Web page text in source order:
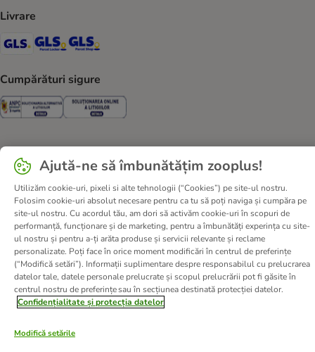
Livrare
GLS Shipping Method
GLS Locker Shipping Method
Cumpărături sigure
Security Security
Despre noi Cariere zooplus
Corporate Website
Informații legale
Termeni şi condiţii
Deșeuri și protecția mediului
Contact
Taxa şi durata de livrare
Retrageți-vă din contract aici
Metode de plată
Program de afiliere
Declarație de accesibilitate
Confidenţialitate & protecția datelor
DSA
© zooplus SE2026
Ajută-ne să îmbunătățim zooplus!
Utilizăm cookie-uri, pixeli si alte tehnologii (“Cookies”) pe site-ul nostru.
Folosim cookie-uri absolut necesare pentru ca tu să poți naviga și cumpăra pe
site-ul nostru. Cu acordul tău, am dori să activăm cookie-uri în scopuri de
performanță, funcționare și de marketing, pentru a îmbunătăți experința cu site-
ul nostru și pentru a-ți arăta produse și servicii relevante și reclame
personalizate. Poți face în orice moment modificări în centrul de preferințe
(“Modifică setări”). Informații suplimentare despre responsabilul cu prelucrarea
datelor tale, datele personale prelucrate și scopul prelucrării pot fi găsite în
centrul nostru de preferințe sau în secțiunea destinată protecției datelor.
Confidențialitate și protecția datelor
Modifică setările